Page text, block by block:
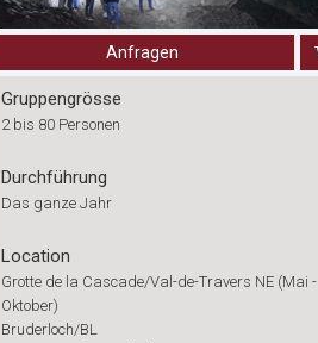
Anfragen
Gruppengrösse
2 bis 80 Personen
Durchführung
Das ganze Jahr
Location
Grotte de la Cascade/Val-de-Travers NE (Mai -
Oktober)
Bruderloch/BL